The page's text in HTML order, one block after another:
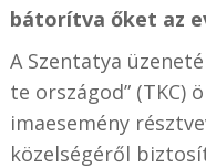
bátorítva őket az
A Szentatya
te országod” (TKC)
imaesemény
közelségéről